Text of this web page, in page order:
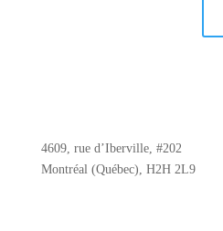
4609, rue d’Iberville, #202
Montréal (Québec), H2H 2L9